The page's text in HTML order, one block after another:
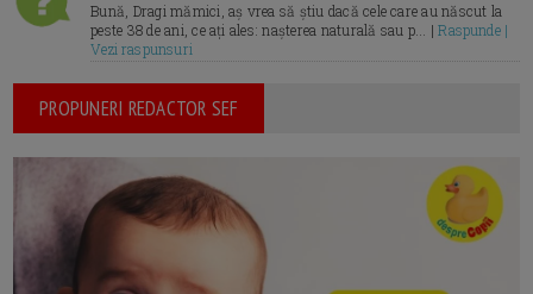
Bună, Dragi mămici, aș vrea să știu dacă cele care au născut la
peste 38 de ani, ce ați ales: nașterea naturală sau p... |Raspunde |
Vezi raspunsuri
PROPUNERI REDACTOR SEF